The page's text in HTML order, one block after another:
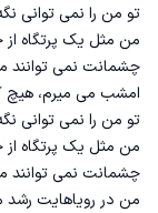
تو من را نمی توانی
من مثل یک پرتگاه
چشمانت نمی توانند
امشب می میرم، هیچ
تو من را نمی توانی
من مثل یک پرتگاه
چشمانت نمی توانند
من در رویاهایت